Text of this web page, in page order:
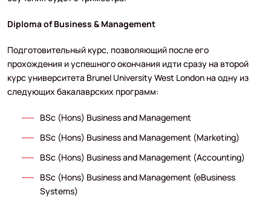
Diploma of Business & Management
Подготовительный курс, позволяющий после его
прохождения и успешного окончания идти сразу на второй
курс университета Brunel University West London на одну из
следующих бакалаврских программ:
BSc (Hons) Business and Management
BSc (Hons) Business and Management (Marketing)
BSc (Hons) Business and Management (Accounting)
BSc (Hons) Business and Management (eBusiness
Systems)